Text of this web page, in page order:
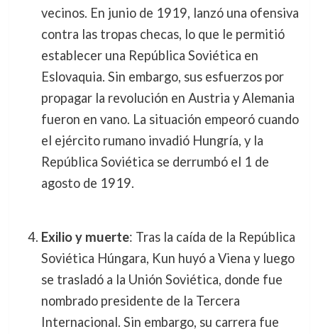
vecinos. En junio de 1919, lanzó una ofensiva
contra las tropas checas, lo que le permitió
establecer una República Soviética en
Eslovaquia. Sin embargo, sus esfuerzos por
propagar la revolución en Austria y Alemania
fueron en vano. La situación empeoró cuando
el ejército rumano invadió Hungría, y la
República Soviética se derrumbó el 1 de
agosto de 1919.
Exilio y muerte: Tras la caída de la República
Soviética Húngara, Kun huyó a Viena y luego
se trasladó a la Unión Soviética, donde fue
nombrado presidente de la Tercera
Internacional. Sin embargo, su carrera fue